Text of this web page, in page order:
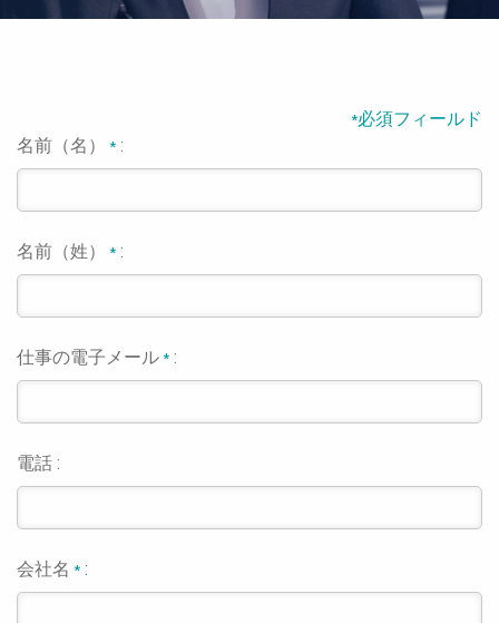
*必須フィールド
名前（名）* :
名前（姓）* :
仕事の電子メール* :
電話 :
会社名* :